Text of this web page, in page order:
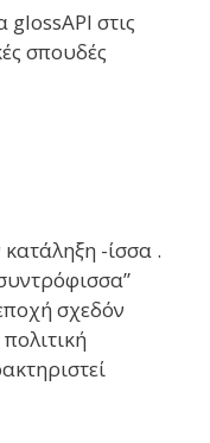
στις
σπουδές
-ίσσα .
σχεδόν